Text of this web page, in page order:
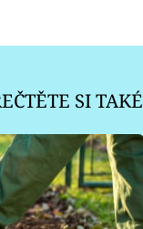
SI TAKÉ